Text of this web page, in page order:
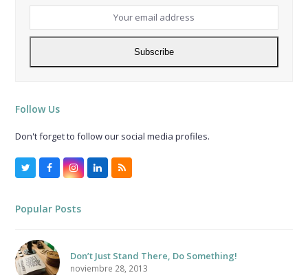
email
address
Subscribe
Follow Us
Don't forget to follow our social media profiles.
TwitterFacebookInstagramLinkedInRSS
Popular Posts
Don’t Just Stand There, Do Something!
noviembre 28, 2013